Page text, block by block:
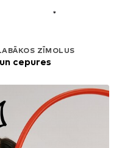
ZĪMOLUS
cepures